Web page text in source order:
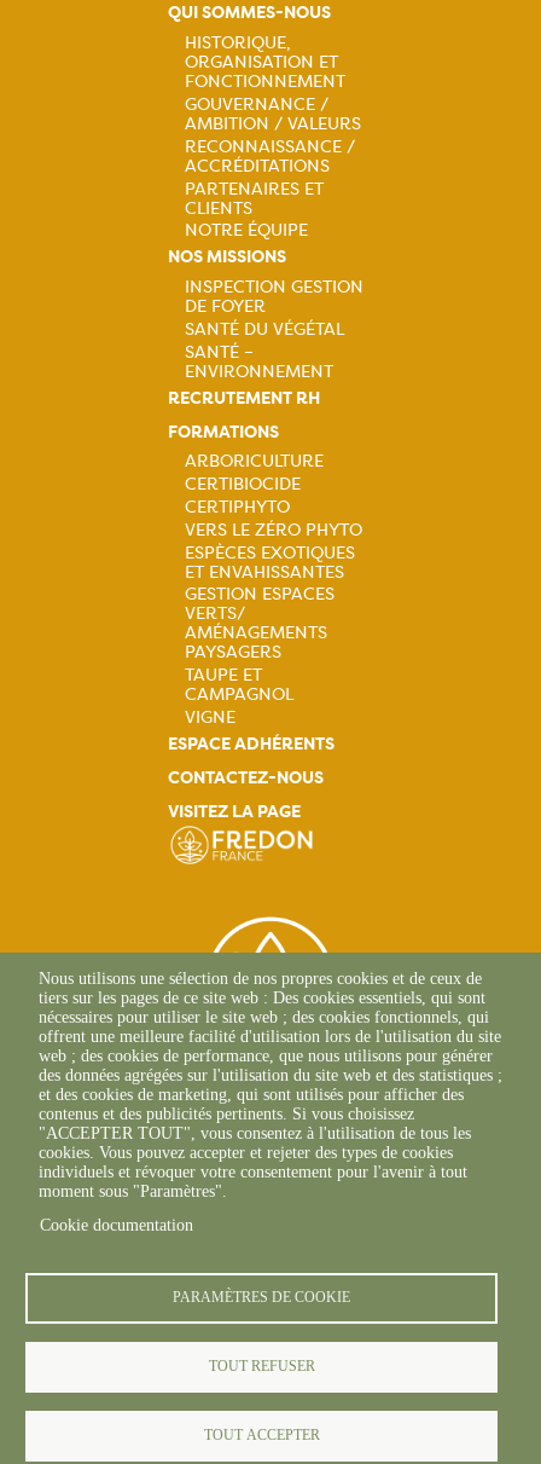
QUI SOMMES-NOUS
Navigation
principale
HISTORIQUE,
ORGANISATION ET
FONCTIONNEMENT
GOUVERNANCE /
AMBITION / VALEURS
RECONNAISSANCE /
ACCRÉDITATIONS
PARTENAIRES ET
CLIENTS
NOTRE ÉQUIPE
NOS MISSIONS
Navigation
principale
INSPECTION GESTION
DE FOYER
SANTÉ DU VÉGÉTAL
SANTÉ –
ENVIRONNEMENT
RECRUTEMENT RH
FORMATIONS
Navigation
principale
ARBORICULTURE
CERTIBIOCIDE
CERTIPHYTO
VERS LE ZÉRO PHYTO
ESPÈCES EXOTIQUES
ET ENVAHISSANTES
GESTION ESPACES
VERTS/
AMÉNAGEMENTS
PAYSAGERS
TAUPE ET
CAMPAGNOL
VIGNE
ESPACE ADHÉRENTS
CONTACTEZ-NOUS
VISITEZ LA PAGE
2 Allée Du Lazio
69800 SAINT-PRIEST
+33(0)4 37 43 40 70
footer6content
Mentions légales
Nous utilisons une sélection de nos propres cookies et de ceux de
tiers sur les pages de ce site web : Des cookies essentiels, qui sont
nécessaires pour utiliser le site web ; des cookies fonctionnels, qui
offrent une meilleure facilité d'utilisation lors de l'utilisation du site
web ; des cookies de performance, que nous utilisons pour générer
des données agrégées sur l'utilisation du site web et des statistiques ;
et des cookies de marketing, qui sont utilisés pour afficher des
contenus et des publicités pertinents. Si vous choisissez
"ACCEPTER TOUT", vous consentez à l'utilisation de tous les
cookies. Vous pouvez accepter et rejeter des types de cookies
individuels et révoquer votre consentement pour l'avenir à tout
moment sous "Paramètres".
Cookie documentation
PARAMÈTRES DE COOKIE
TOUT REFUSER
TOUT ACCEPTER